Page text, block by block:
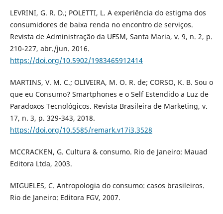
LEVRINI, G. R. D.; POLETTI, L. A experiência do estigma dos
consumidores de baixa renda no encontro de serviços.
Revista de Administração da UFSM, Santa Maria, v. 9, n. 2, p.
210-227, abr./jun. 2016.
https://doi.org/10.5902/1983465912414
MARTINS, V. M. C.; OLIVEIRA, M. O. R. de; CORSO, K. B. Sou o
que eu Consumo? Smartphones e o Self Estendido a Luz de
Paradoxos Tecnológicos. Revista Brasileira de Marketing, v.
17, n. 3, p. 329-343, 2018.
https://doi.org/10.5585/remark.v17i3.3528
MCCRACKEN, G. Cultura & consumo. Rio de Janeiro: Mauad
Editora Ltda, 2003.
MIGUELES, C. Antropologia do consumo: casos brasileiros.
Rio de Janeiro: Editora FGV, 2007.